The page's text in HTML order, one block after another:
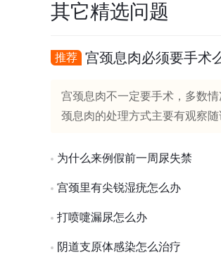
其它精选问题
推荐 宫颈息肉必须要手术
宫颈息肉不一定要手术，多数
颈息肉的处理方式主要有观察
为什么来例假前一周尿失禁
宫颈里有尖锐湿疣怎么办
打喷嚏漏尿怎么办
阴道支原体感染怎么治疗